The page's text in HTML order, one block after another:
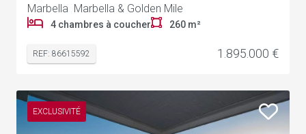
Marbella Marbella & Golden Mile
4 chambres à coucher 260 m²
REF: 86615592 1.895.000 €
EXCLUSIVITÉ